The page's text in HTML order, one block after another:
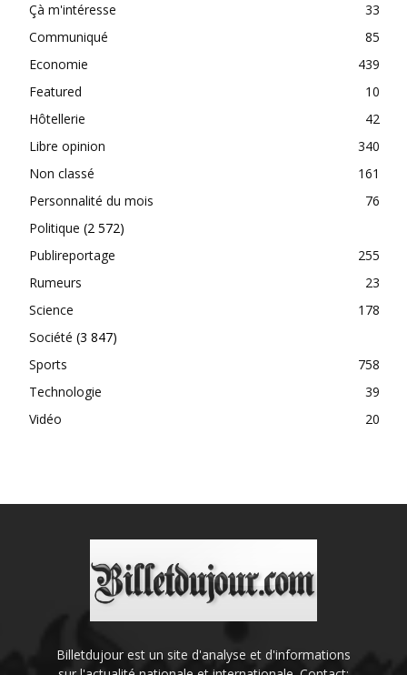
Çà m'intéresse
33
Communiqué
85
Economie
439
Featured
10
Hôtellerie
42
Libre opinion
340
Non classé
161
Personnalité du mois
76
Politique (2 572)
Publireportage
255
Rumeurs
23
Science
178
Société (3 847)
Sports
758
Technologie
39
Vidéo
20
Billetdujour est un site d'analyse et d'informations